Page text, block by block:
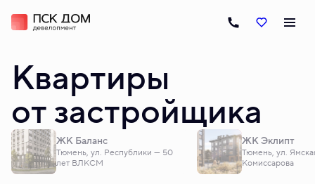
Квартиры
от застройщика
ЖК Баланс
Тюмень, ул. Республики — 50
лет ВЛКСМ
ЖК Эклипт
Тюмень, ул.
Комиссарова